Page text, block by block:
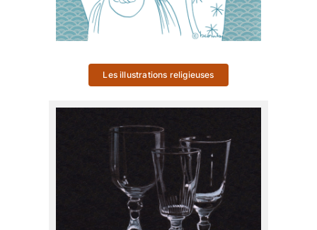
Les illustrations religieuses